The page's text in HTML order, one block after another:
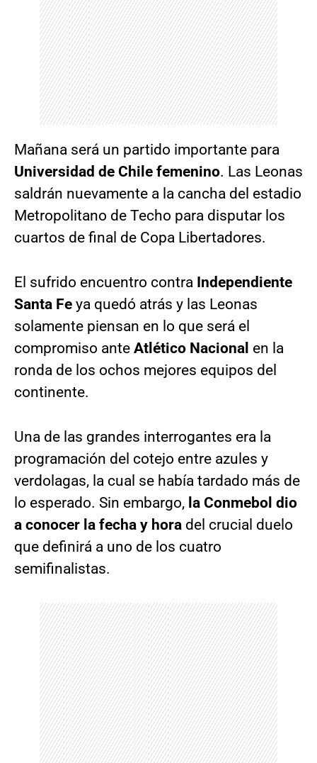
Mañana será un partido importante para
Universidad de Chile femenino. Las Leonas
saldrán nuevamente a la cancha del estadio
Metropolitano de Techo para disputar los
cuartos de final de Copa Libertadores.
El sufrido encuentro contra Independiente
Santa Fe ya quedó atrás y las Leonas
solamente piensan en lo que será el
compromiso ante Atlético Nacional en la
ronda de los ochos mejores equipos del
continente.
Una de las grandes interrogantes era la
programación del cotejo entre azules y
verdolagas, la cual se había tardado más de
lo esperado. Sin embargo, la Conmebol dio
a conocer la fecha y hora del crucial duelo
que definirá a uno de los cuatro
semifinalistas.